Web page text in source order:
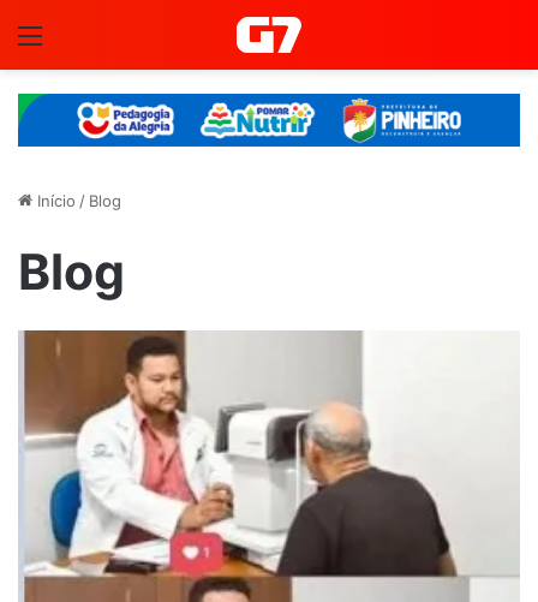
Início / Blog
Blog